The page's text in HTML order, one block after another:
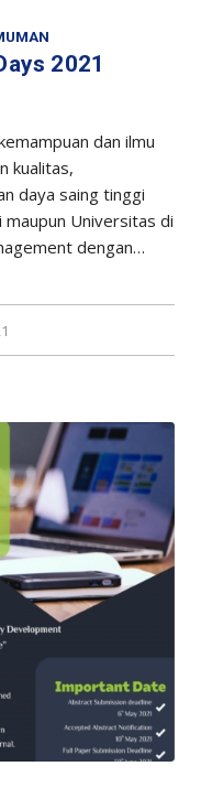
2021
dan ilmu
kualitas,
daya saing tinggi
Universitas di
dengan…